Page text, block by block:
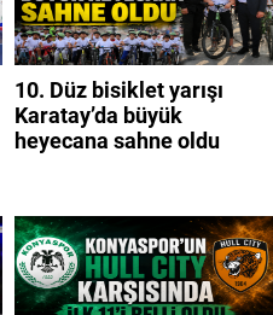
10. Düz bisiklet yarışı
Karatay’da büyük
heyecana sahne oldu